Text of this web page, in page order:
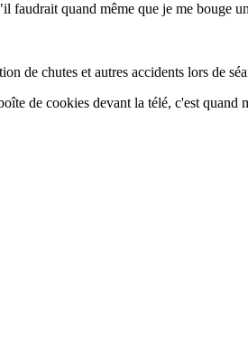
faudrait quand même que je me bouge
de chutes et autres accidents lors de
de cookies devant la télé, c'est quand